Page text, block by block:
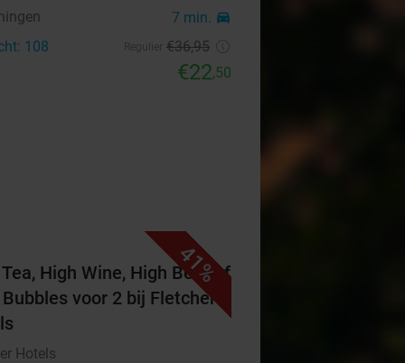
7 min. directions_car
108 €36,95
€22,50
41%
Tea, High Wine, High Beer of
Bubbles voor 2 bij Fletcher
Hotels